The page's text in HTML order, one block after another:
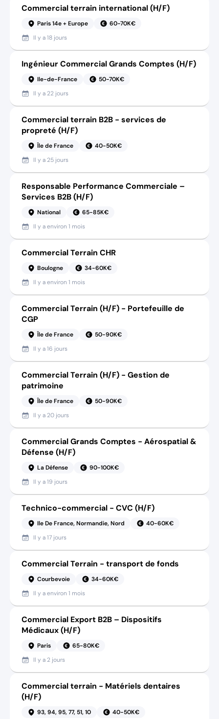
Commercial terrain international (H/F)
Paris 14e + Europe
60-70K€
Il y a18 jours
Ingénieur Commercial Grands Comptes (H/F)
Ile-de-France
50-70K€
Il y a 22 jours
Commercial terrain B2B - services de
propreté (H/F)
Île de France
40-50K€
Il y a 25 jours
Responsable Performance Commerciale –
Services B2B (H/F)
National
65-85K€
Il y aenviron 1 mois
Commercial Terrain CHR
Boulogne
34-60K€
Il y aenviron 1 mois
Commercial Terrain (H/F) - Portefeuille de
CGP
Île de France
50-90K€
Il y a16 jours
Commercial Terrain (H/F) - Gestion de
patrimoine
Île de France
50-90K€
Il y a 20 jours
Commercial Grands Comptes - Aérospatial &
Défense (H/F)
La Défense
90-100K€
Il y a19 jours
Technico-commercial - CVC (H/F)
Ile De France, Normandie, Nord
40-60K€
Il y a17 jours
Commercial Terrain - transport de fonds
Courbevoie
34-60K€
Il y aenviron 1 mois
Commercial Export B2B – Dispositifs
Médicaux (H/F)
Paris
65-80K€
Il y a 2 jours
Commercial terrain - Matériels dentaires
(H/F)
93, 94, 95, 77, 51, 10 40-50K€